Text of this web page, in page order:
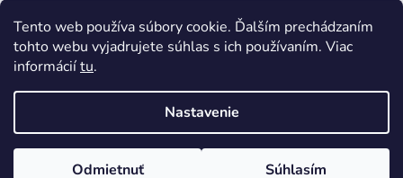
Tento web používa súbory cookie. Ďalším prechádzaním
tohto webu vyjadrujete súhlas s ich používaním. Viac
informáciítu.
Nastavenie
Odmietnuť Súhlasím
Flowstop - Proti povodňové bariéry //
SUP Star Pump - Špecialista na pumpy
Vytvoril Shoptet